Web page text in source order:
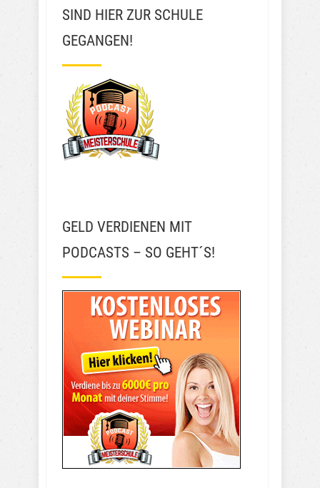
SIND HIER ZUR SCHULE
GEGANGEN!
GELD VERDIENEN MIT
PODCASTS – SO GEHT´S!